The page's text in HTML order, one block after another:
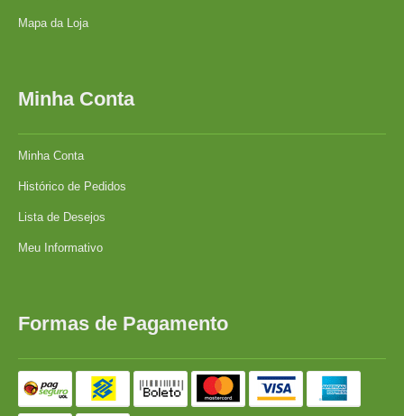
Mapa da Loja
Minha Conta
Minha Conta
Histórico de Pedidos
Lista de Desejos
Meu Informativo
Formas de Pagamento